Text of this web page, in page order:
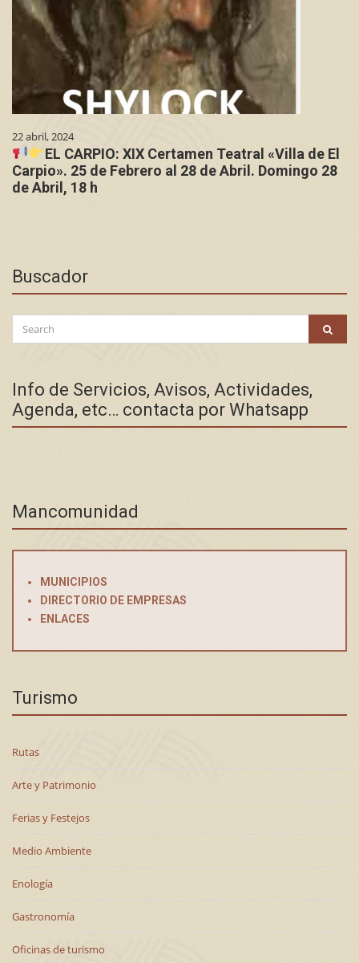
22 abril, 2024
EL CARPIO: XIX Certamen Teatral «Villa de El
Carpio». 25 de Febrero al 28 de Abril. Domingo 28
de Abril, 18 h
Buscador
Search
for:
Info de Servicios, Avisos, Actividades,
Agenda, etc… contacta por Whatsapp
Mancomunidad
MUNICIPIOS
DIRECTORIO DE EMPRESAS
ENLACES
Turismo
Rutas
Arte y Patrimonio
Ferias y Festejos
Medio Ambiente
Enología
Gastronomía
Oficinas de turismo